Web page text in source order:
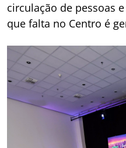
circulação de pessoas
que falta no Centro é